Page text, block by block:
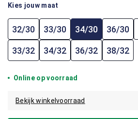
Kies jouw maat
32/30 33/30 34/30 36/30
33/32 34/32 36/32 38/32
Online op voorraad
Bekijk winkelvoorraad